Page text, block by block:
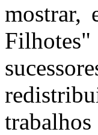
mostrar,